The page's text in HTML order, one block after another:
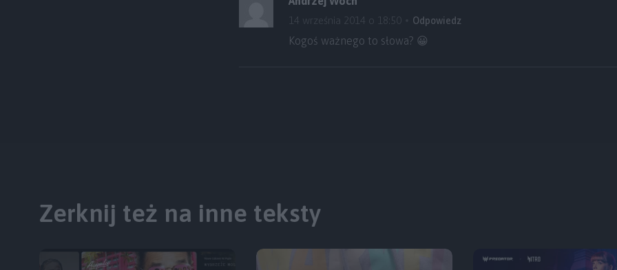
14 września 2014 o 18:50 Odpowiedz
Kogoś ważnego to słowa? 😀
Zerknij też na inne teksty